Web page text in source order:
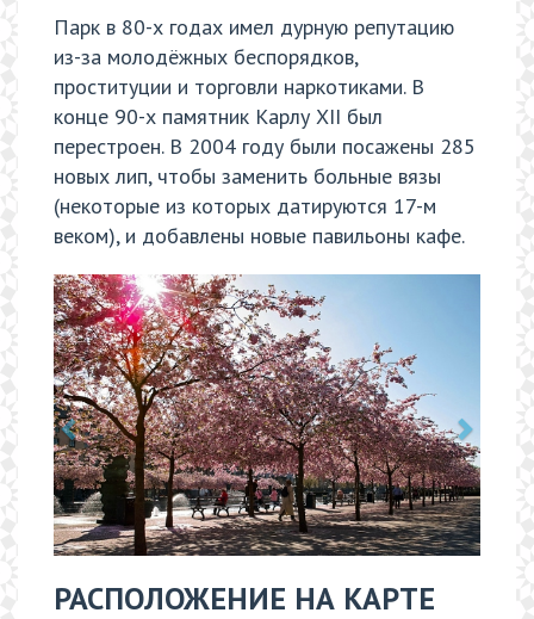
Парк в 80-х годах имел дурную репутацию
из-за молодёжных беспорядков,
проституции и торговли наркотиками. В
конце 90-х памятник Карлу XII был
перестроен. В 2004 году были посажены 285
новых лип, чтобы заменить больные вязы
(некоторые из которых датируются 17-м
веком), и добавлены новые павильоны кафе.
РАСПОЛОЖЕНИЕ НА КАРТЕ